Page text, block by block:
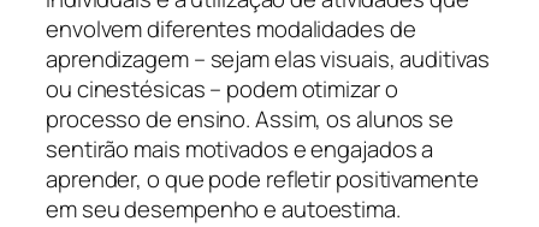
envolvem diferentes modalidades de
aprendizagem – sejam elas visuais, auditivas
ou cinestésicas – podem otimizar o
processo de ensino. Assim, os alunos se
sentirão mais motivados e engajados a
aprender, o que pode refletir positivamente
em seu desempenho e autoestima.